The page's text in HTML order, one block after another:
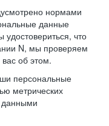
нормами
данные
удостовериться, что
N, мы проверяем
об этом.
персональные
метрических
данными